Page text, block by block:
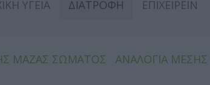
ΥΓΕΙΑ ΔΙΑΤΡΟΦΗ ΕΠΙΧΕΙΡΕΙΝ
ΜΑΖΑΣ ΣΩΜΑΤΟΣ
ΑΝΑΛΟΓΙΑ